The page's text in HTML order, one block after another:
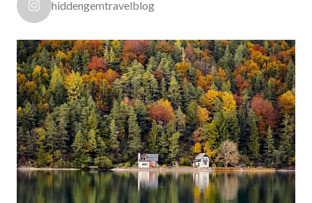
hiddengemtravelblog